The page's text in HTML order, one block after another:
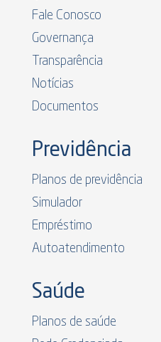
Fale Conosco
Governança
Transparência
Notícias
Documentos
Previdência
Planos de previdência
Simulador
Empréstimo
Autoatendimento
Saúde
Planos de saúde